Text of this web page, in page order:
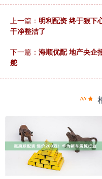
上一篇： 明利配资 终于狠下
干净整洁了
下一篇： 海顺优配 地产央企
舵